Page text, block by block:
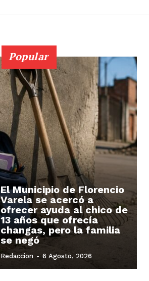
Popular
El Municipio de Florencio
Varela se acercó a
ofrecer ayuda al chico de
13 años que ofrecía
changas, pero la familia
se negó
Redaccion - 6 Agosto, 2026